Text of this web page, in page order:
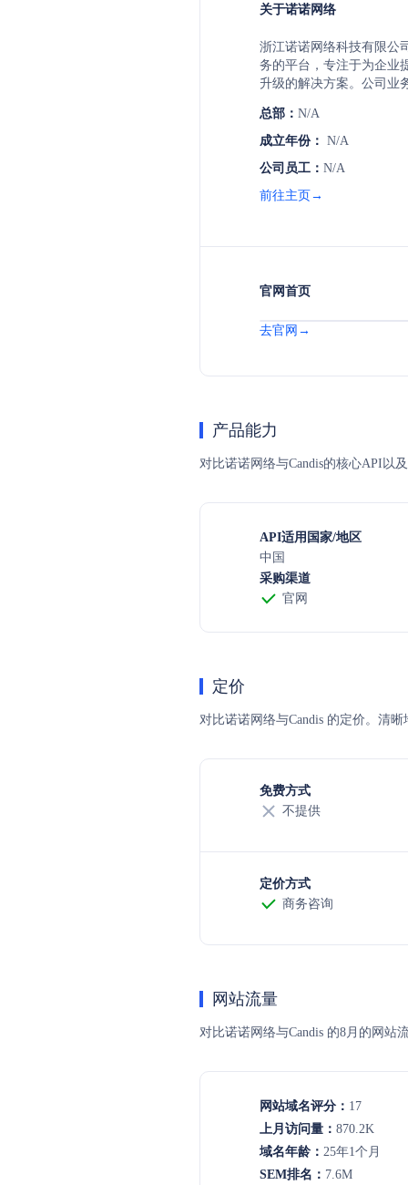
关于诺诺网络
浙江诺诺网络科技有限公
务的平台，专注于为企业
升级的解决方案。公司业
升运营效率和市场竞争力
总部： N/A
成立年份： N/A
公司员工： N/A
前往主页→
官网首页
去官网→
产品能力
对比诺诺网络与Candis的核心API以
API适用国家/地区
中国
采购渠道
官网
定价
对比诺诺网络与Candis 的定价。清
免费方式
不提供
定价方式
商务咨询
网站流量
对比诺诺网络与Candis 的8月的网站
网站域名评分： 17
上月访问量： 870.2K
域名年龄： 25年1个月
SEM排名： 7.6M